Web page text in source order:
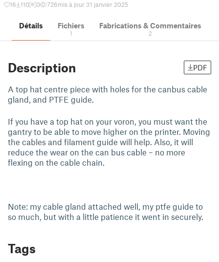
16 110 0 726mis à jour 31 janvier 2025
Détails Fichiers
1
Fabrications & Commentaires
2
Description PDF
A top hat centre piece with holes for the canbus cable
gland, and PTFE guide.
If you have a top hat on your voron, you must want the
gantry to be able to move higher on the printer. Moving
the cables and filament guide will help. Also, it will
reduce the wear on the can bus cable – no more
flexing on the cable chain.
Note: my cable gland attached well, my ptfe guide to
so much, but with a little patience it went in securely.
Tags